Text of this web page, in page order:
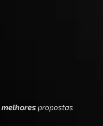
melhores propostas